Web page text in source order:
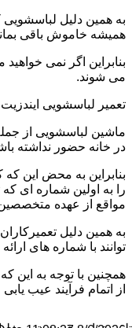
به همین دلیل
همیشه خاموش باقی
بنابراین اگر نمی
می شوند.
تعمیر لباسشویی
ماشین لباسشویی از
در خانه حضور نداشته
بنابراین به محض این
را به اولین شماره ای
مواقع از عهده متخصصین
به همین دلیل
توانند با شماره های
همچنین با توجه به این
از اتمام فرآیند عیب